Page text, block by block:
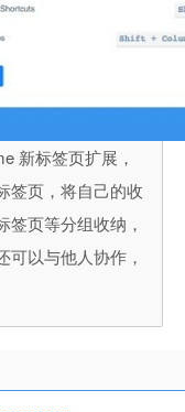
新标签页扩展，
签页，将自己的收
页等分组收纳，
以与他人协作，